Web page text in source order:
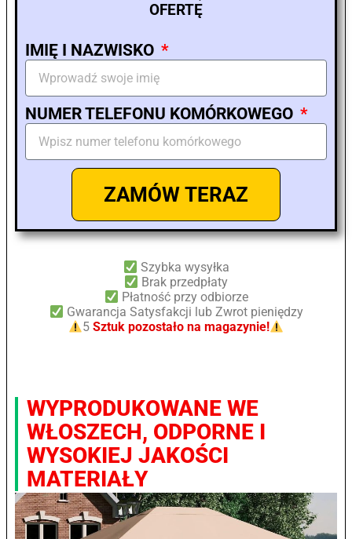
OFERTĘ
IMIĘ I NAZWISKO
NUMER TELEFONU KOMÓRKOWEGO
ZAMÓW TERAZ
Szybka wysyłka
Brak przedpłaty
Płatność przy odbiorze
Gwarancja Satysfakcji lub Zwrot pieniędzy
5 Sztuk pozostało na magazynie!
WYPRODUKOWANE WE
WŁOSZECH, ODPORNE I
WYSOKIEJ JAKOŚCI
MATERIAŁY